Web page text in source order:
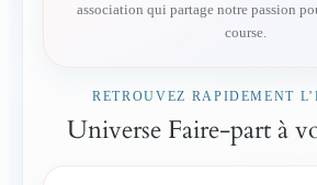
association qui partage notre passion
course.
RETROUVEZ RAPIDEMENT
Universe Faire-part à